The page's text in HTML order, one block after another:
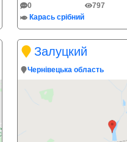
0 797
Карась срібний
Залуцкий
Чернівецька область